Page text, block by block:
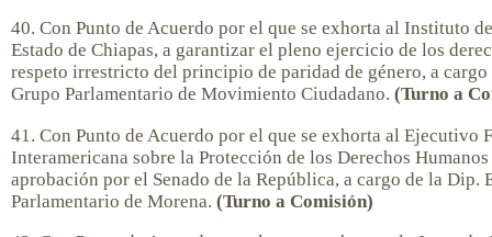
40. Con Punto de Acuerdo por el que se exhorta al Instituto
Estado de Chiapas, a garantizar el pleno ejercicio de los
respeto irrestricto del principio de paridad de género, a
Grupo Parlamentario de Movimiento Ciudadano. (Turno a
41. Con Punto de Acuerdo por el que se exhorta al Ejecutivo
Interamericana sobre la Protección de los Derechos
aprobación por el Senado de la República, a cargo de la Dip.
Parlamentario de Morena. (Turno a Comisión)